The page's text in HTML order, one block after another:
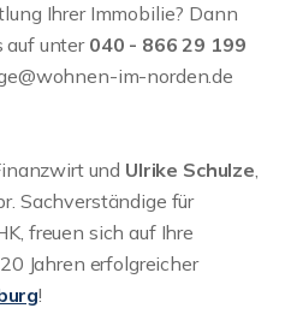
Ihrer Immobilie? Dann
auf unter 040 - 866 29 199
im-norden.de
und Ulrike Schulze,
Sachverständige für
freuen sich auf Ihre
Jahren erfolgreicher
!